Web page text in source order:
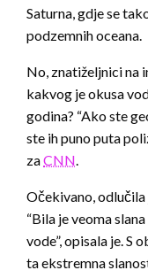
Saturna, gdje se
podzemnih oceana.
No, znatiželjnici na
kakvog je okusa
godina? “Ako ste
ste ih puno puta
zaCNN
Očekivano, odlučila
“Bila je veoma
vode”, opisala je. S
ta ekstremna